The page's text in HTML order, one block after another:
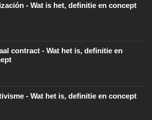
- Wat is het, definitie en concept
contract - Wat het is, definitie en
- Wat het is, definitie en concept